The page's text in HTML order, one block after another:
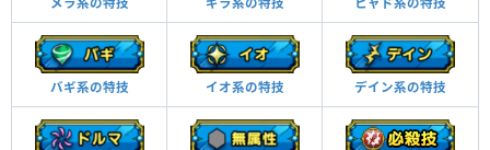
バギ系の特技 イオ系の特技 デイン系の特技